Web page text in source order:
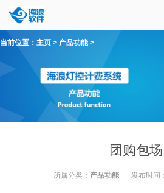
当前位置： 主页 > 产品功能>
团购包场
所属分类： 产品功能 发布时间：